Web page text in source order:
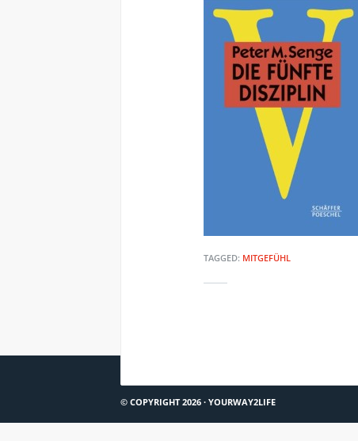
TAGGED: MITGEFÜHL
© COPYRIGHT 2026 · YOURWAY2LIFE